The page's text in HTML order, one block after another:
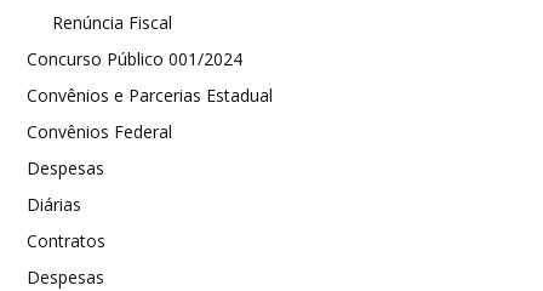
Renúncia Fiscal
Concurso Público 001/2024
Convênios e Parcerias Estadual
Convênios Federal
Despesas
Diárias
Contratos
Despesas